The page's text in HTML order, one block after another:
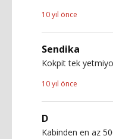
10 yıl önce
Sendika
Kokpit tek
10 yıl önce
D
Kabinden en az